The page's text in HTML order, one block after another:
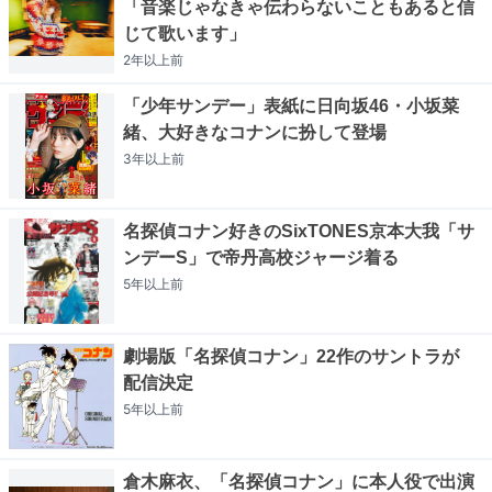
「音楽じゃなきゃ伝わらないこともあると信
じて歌います」
2年以上前
「少年サンデー」表紙に日向坂46・小坂菜
緒、大好きなコナンに扮して登場
3年以上前
名探偵コナン好きのSixTONES京本大我「サ
ンデーS」で帝丹高校ジャージ着る
5年以上前
劇場版「名探偵コナン」22作のサントラが
配信決定
5年以上前
倉木麻衣、「名探偵コナン」に本人役で出演